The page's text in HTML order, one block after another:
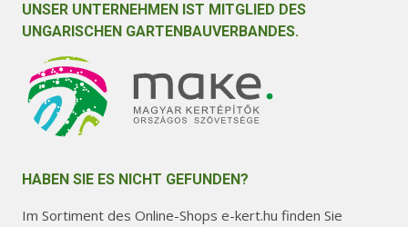
UNSER UNTERNEHMEN IST MITGLIED DES
UNGARISCHEN GARTENBAUVERBANDES.
HABEN SIE ES NICHT GEFUNDEN?
Im Sortiment des Online-Shops e-kert.hu finden Sie